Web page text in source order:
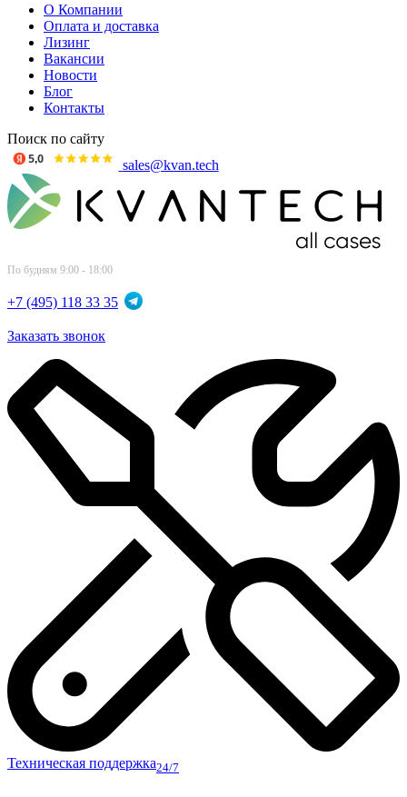
О Компании
Оплата и доставка
Лизинг
Вакансии
Новости
Блог
Контакты
Поиск по сайту
sales@kvan.tech
По будням 9:00 - 18:00
+7 (495) 118 33 35
Заказать звонок
Техническая поддержка24/7